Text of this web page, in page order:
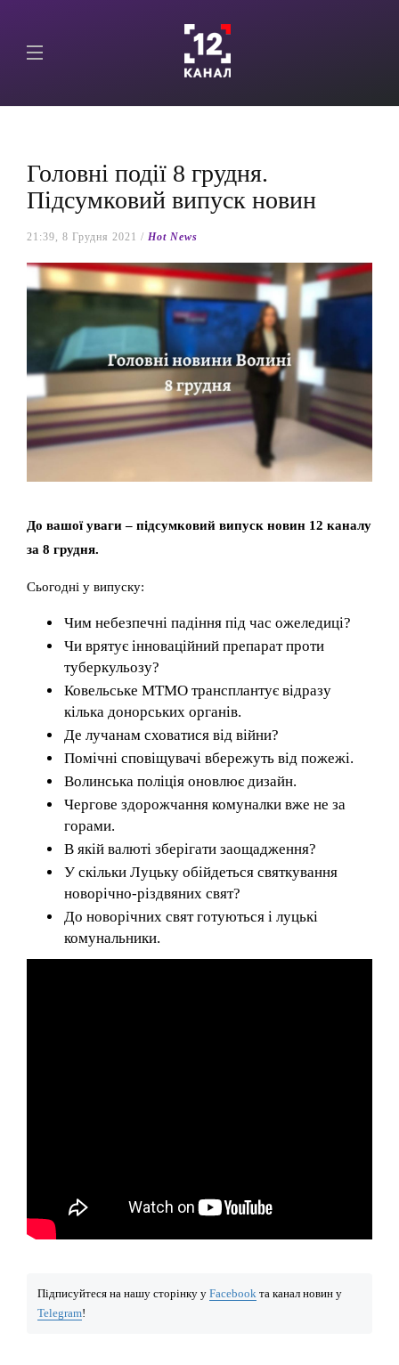
Головні події 8 грудня.
Підсумковий випуск новин
21:39, 8 Грудня 2021 / Hot News
До вашої уваги – підсумковий випуск новин 12 каналу
за 8 грудня.
Сьогодні у випуску:
Чим небезпечні падіння під час ожеледиці?
Чи врятує інноваційний препарат проти
туберкульозу?
Ковельське МТМО трансплантує відразу
кілька донорських органів.
Де лучанам сховатися від війни?
Помічні сповіщувачі вбережуть від пожежі.
Волинська поліція оновлює дизайн.
Чергове здорожчання комуналки вже не за
горами.
В якій валюті зберігати заощадження?
У скільки Луцьку обійдеться святкування
новорічно-різдвяних свят?
До новорічних свят готуються і луцькі
комунальники.
Підписуйтеся на нашу сторінку у Facebook та канал новин у
Telegram!